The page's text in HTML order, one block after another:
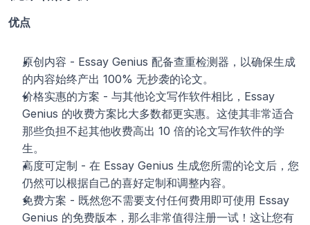
优点
原创内容 - Essay Genius 配备查重检测器，以确保生成
的内容始终产出 100% 无抄袭的论文。
价格实惠的方案 - 与其他论文写作软件相比，Essay
Genius 的收费方案比大多数都更实惠。这使其非常适合
那些负担不起其他收费高出 10 倍的论文写作软件的学
生。
高度可定制 - 在 Essay Genius 生成您所需的论文后，您
仍然可以根据自己的喜好定制和调整内容。
免费方案 - 既然您不需要支付任何费用即可使用 Essay
Genius 的免费版本，那么非常值得注册一试！这让您有